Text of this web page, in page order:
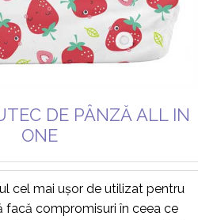
DE PÂNZĂ ALL IN
ONE
cel mai ușor de utilizat pentru
facă compromisuri în ceea ce